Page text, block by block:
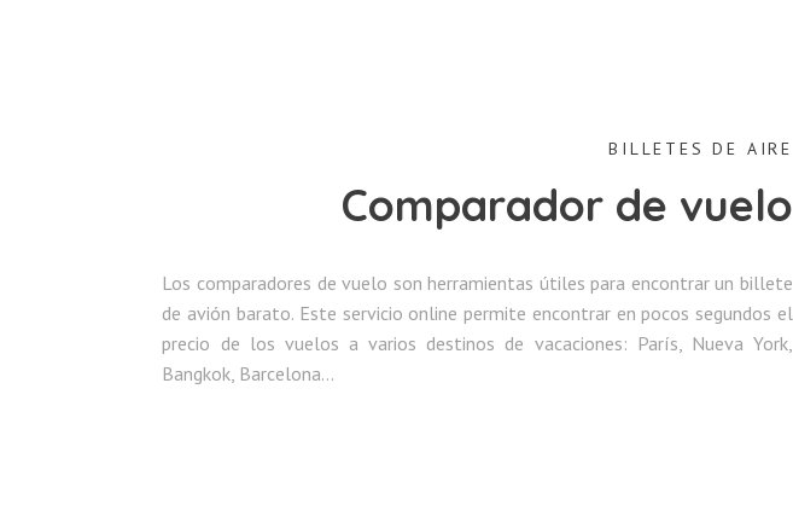
BILLETES DE AIRE
Comparador de vuelo
Los comparadores de vuelo son herramientas útiles para encontrar un billete
de avión barato. Este servicio online permite encontrar en pocos segundos el
precio de los vuelos a varios destinos de vacaciones: París, Nueva York,
Bangkok, Barcelona…